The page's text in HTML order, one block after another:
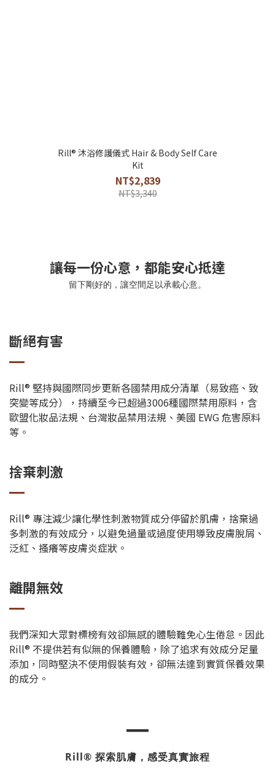
Rill® 沐浴修護儀式 Hair & Body Self Care
Kit
NT$2,839
NT$3,340
讓每一份心意，都能安心抵達
留下剛好的，讓空間足以承載心意。
斷絕有害
Rill® 堅持與國際同步更新各國禁用成分清單（易致癌、致
突變等成分），持續至今已超過3006種國際禁用原料，含
歐盟化妝品法規、台灣妝品禁用法規、美國 EWG 危害原料
等。
捨棄刺激
Rill® 專注減少讓化學性刺激物質成分停留於肌膚，捨棄過
多刺激的有效成分，以避免過量或過度使用導致皮膚脫屑、
泛紅、搔癢等皮膚炎症狀。
離開無效
我們深知大眾對標榜有效卻無感的體驗難免心生倦怠。因此
Rill® 不提供若有似無的保養體驗，除了追求有效成分足量
添加，同時堅決不使用假裝有效，卻無法達到實質保養效果
的成分。
━
Rill® 探索肌膚，感受真實旅程